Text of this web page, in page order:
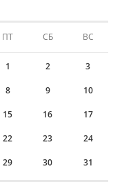
ПТ СБ ВС
1 2 3
8 9 10
15 16 17
22 23 24
29 30 31